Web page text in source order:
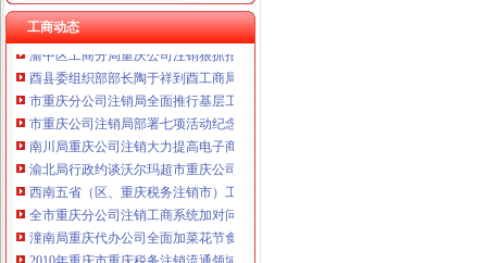
工商动态
市重庆代办公司工商局制定2011年民主评议政风行风工作实施方案
渝中区工商分局重庆公司注销狠抓拍卖监管
酉县委组织部部长陶于祥到酉工商局重庆公司注销调研非公建工作
市重庆分公司注销局全面推行基层工商所纪检监察员制度
市重庆公司注销局部署七项活动纪念建90周年
南川局重庆公司注销大力提高电子商务巡查效率
渝北局行政约谈沃尔玛超市重庆公司注销指出五点问题
西南五省（区、重庆税务注销市）工商部门签订垄断与不正当竞争执法区域合
全市重庆分公司注销工商系统加对问题锦湖轮胎退市监管工作
潼南局重庆代办公司全面加菜花节食品安全工作
2010年重庆市重庆税务注销流通领域激光视盘机质量监测况